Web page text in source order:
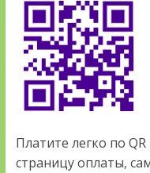
Платите легко по
страницу оплаты,